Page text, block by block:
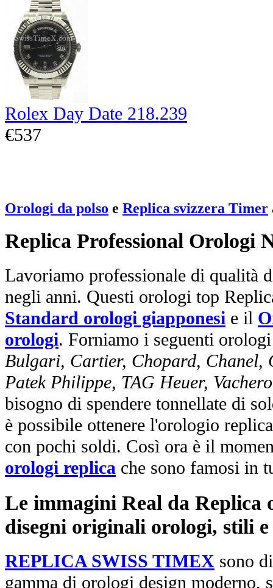
Rolex Day Date 218.239
€537
Orologi da polso e Replica svizzera Timer
Replica Professional Orologi
Lavoriamo professionale di qualità
negli anni. Questi orologi top
Standard orologi giapponesi e il
orologi. Forniamo i seguenti
Bulgari, Cartier, Chopard, Chanel,
Patek Philippe, TAG Heuer,
bisogno di spendere tonnellate di
è possibile ottenere l'orologio
con pochi soldi. Così ora è il
orologi replica che sono famosi in
Le immagini Real da Replica
disegni originali orologi, stili
REPLICA SWISS TIMEX sono
gamma di orologi design moderno,